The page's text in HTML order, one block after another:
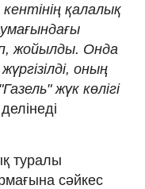
қалалық
жойылды. Онда
оның
жүк көлігі
туралы
сәйкес